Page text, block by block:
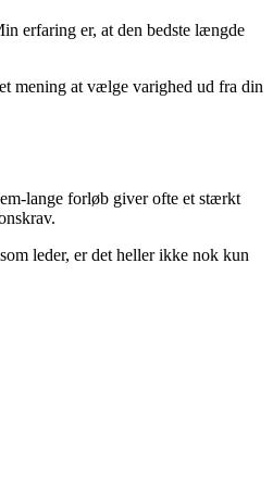
erfaring er, at den bedste længde
mening at vælge varighed ud fra din
lange forløb giver ofte et stærkt
leder, er det heller ikke nok kun